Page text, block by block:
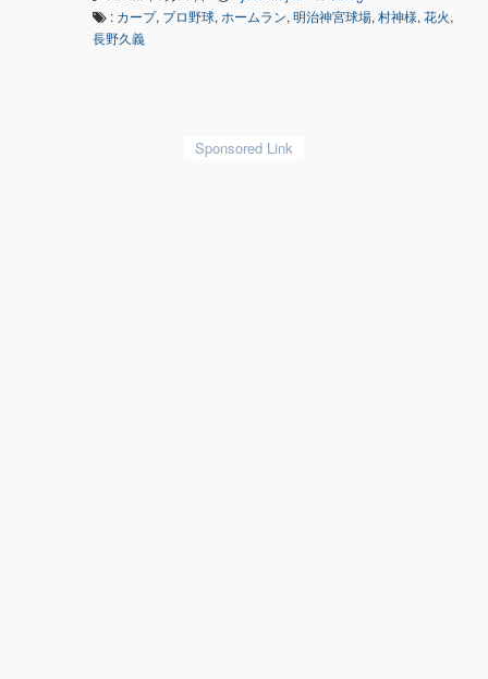
: カープ, プロ野球, ホームラン, 明治神宮球場, 村神様, 花火,
長野久義